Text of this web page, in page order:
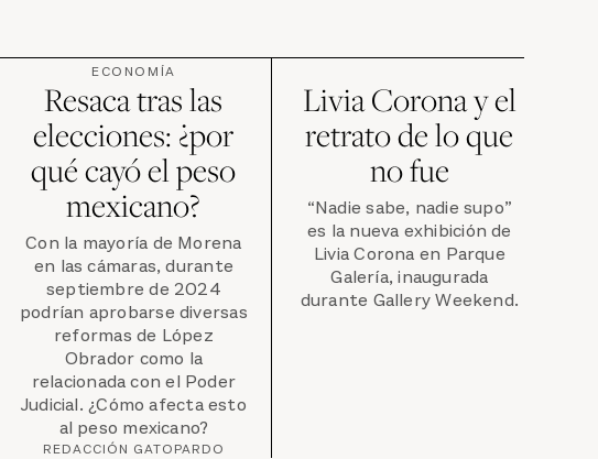
ECONOMÍA
Resaca tras las
elecciones: ¿por
qué cayó el peso
mexicano?
Con la mayoría de Morena
en las cámaras, durante
septiembre de 2024
podrían aprobarse diversas
reformas de López
Obrador como la
relacionada con el Poder
Judicial. ¿Cómo afecta esto
al peso mexicano?
REDACCIÓN GATOPARDO
Livia Corona y el
retrato de lo que
no fue
“Nadie sabe, nadie supo”
es la nueva exhibición de
Livia Corona en Parque
Galería, inaugurada
durante Gallery Weekend.